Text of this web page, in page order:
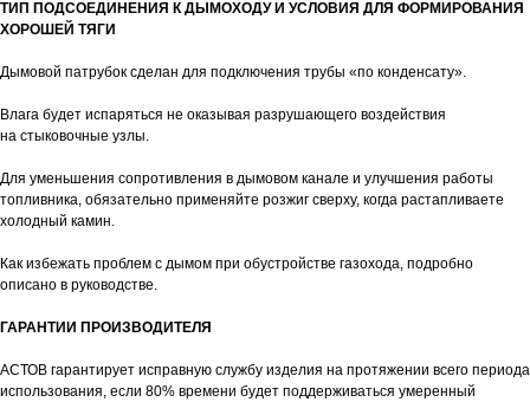
ТИП ПОДСОЕДИНЕНИЯ К ДЫМОХОДУ И УСЛОВИЯ ДЛЯ ФОРМИРОВАНИЯ
ХОРОШЕЙ ТЯГИ
Дымовой патрубок сделан для подключения трубы «по конденсату».
Влага будет испаряться не оказывая разрушающего воздействия
на стыковочные узлы.
Для уменьшения сопротивления в дымовом канале и улучшения работы
топливника, обязательно применяйте розжиг сверху, когда растапливаете
холодный камин.
Как избежать проблем с дымом при обустройстве газохода, подробно
описано в руководстве.
ГАРАНТИИ ПРОИЗВОДИТЕЛЯ
АСТОВ гарантирует исправную службу изделия на протяжении всего периода
использования, если 80% времени будет поддерживаться умеренный